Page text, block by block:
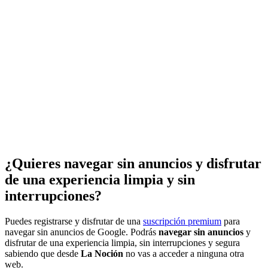
¿Quieres navegar sin anuncios y disfrutar
de una experiencia limpia y sin
interrupciones?
Puedes registrarse y disfrutar de una suscripción premium para
navegar sin anuncios de Google. Podrás navegar sin anuncios y
disfrutar de una experiencia limpia, sin interrupciones y segura
sabiendo que desde La Noción no vas a acceder a ninguna otra
web.